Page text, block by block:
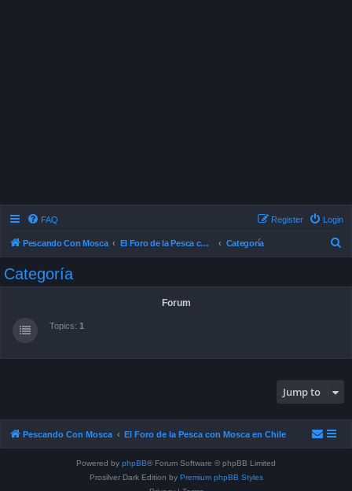
FAQ Login
Register
Pescando Con Mosca El Foro de la Pesca con Mosca en Chile Categoría
Categoría
Forum
Topics: 1
Jump to
Pescando Con Mosca El Foro de la Pesca con Mosca en Chile
Powered by phpBB® Forum Software © phpBB Limited
Prosilver Dark Edition by Premium phpBB Styles